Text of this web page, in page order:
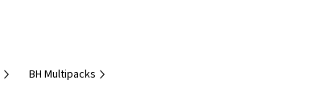
BH Multipacks